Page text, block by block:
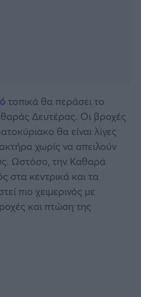
τοπικά θα περάσει το
Δευτέρας. Οι βροχές
θα είναι λίγες
χωρίς να απειλούν
Ωστόσο, την Καθαρά
στα κεντρικά και τα
πιο χειμερινός με
και πτώση της